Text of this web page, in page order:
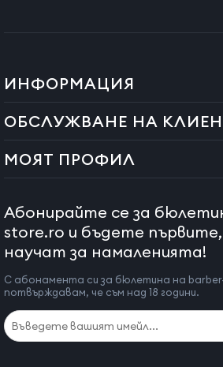
ИНФОРМАЦИЯ
ОБСЛУЖВАНЕ НА
МОЯТ ПРОФИЛ
Абонирайте се за
store.ro и бъдете
научат за намаленията!
С абонамента си за бюлетина на
потвърждавам, че съм над 18 години.